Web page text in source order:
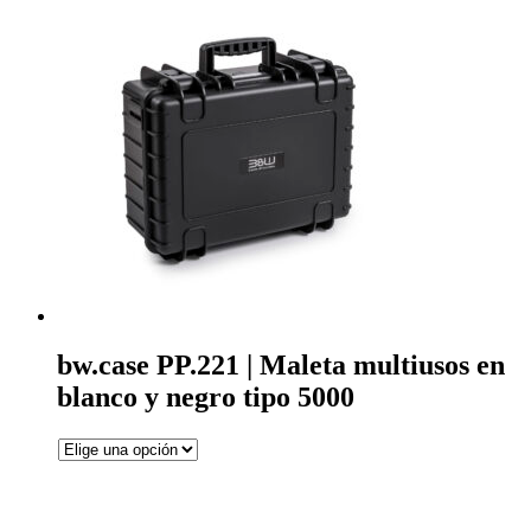
bw.case PP.221 | Maleta multiusos en
blanco y negro tipo 5000